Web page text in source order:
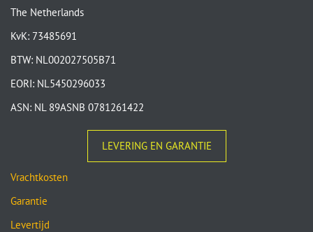
The Netherlands
KvK: 73485691
BTW: NL002027505B71
EORI: NL5450296033
ASN: NL 89ASNB 0781261422
LEVERING EN GARANTIE
Vrachtkosten
Garantie
Levertijd